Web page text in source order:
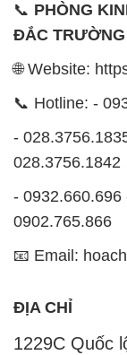
📞 PHÒNG
ĐẮC
🌐 Website:
📞 Hotline: -
-
028.3756.1842
- 0932.660.696
0902.765.866
📧 Email:
ĐỊA CHỈ
1229C Quốc